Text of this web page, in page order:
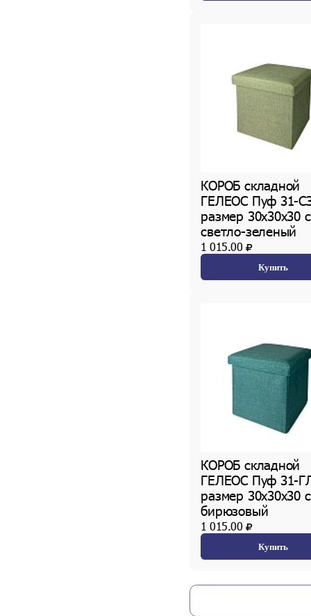
КОРОБ складной
ГЕЛЕОС Пуф 31-
размер 30х30х30
светло-зеленый
1 015.00
Купить
КОРОБ складной
ГЕЛЕОС Пуф 31-
размер 30х30х30
бирюзовый
1 015.00
Купить